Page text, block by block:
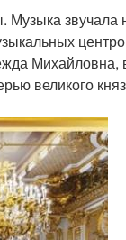
Музыка звучала
Михайловна,
великого